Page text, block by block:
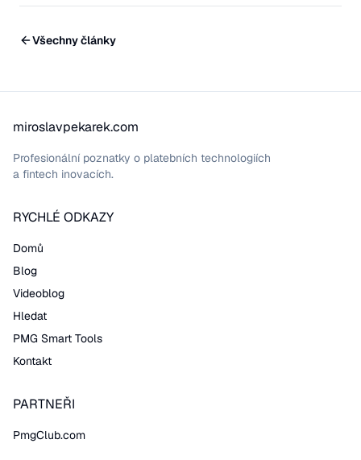
Všechny články
miroslavpekarek.com
Profesionální poznatky o platebních technologiích
a fintech inovacích.
RYCHLÉ ODKAZY
Domů
Blog
Videoblog
Hledat
PMG Smart Tools
Kontakt
PARTNEŘI
PmgClub.com